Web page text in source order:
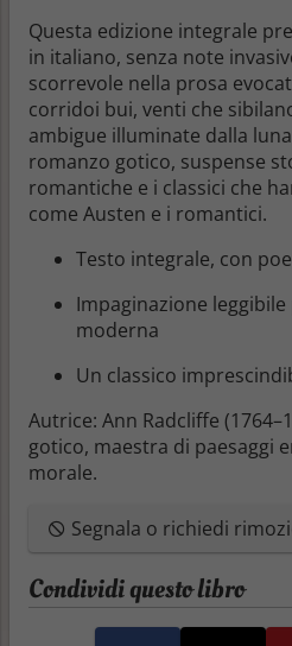
Questa edizione integrale
in italiano, senza note
scorrevole nella prosa
corridoi bui, venti che
ambigue illuminate dalla
romanzo gotico, suspense
romantiche e i classici che
come Austen e i romantici.
Testo integrale, con
Impaginazione
moderna
Un classico
Autrice: Ann Radcliffe
gotico, maestra di paesaggi
morale.
Segnala o richiedi
Condividi questo libro